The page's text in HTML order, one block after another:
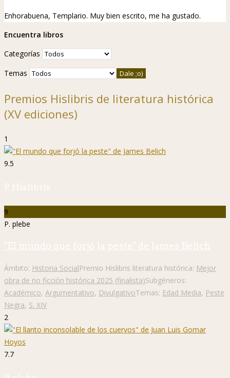
Enhorabuena, Templario. Muy bien escrito, me ha gustado.
Encuentra libros
Categorías
Temas
Premios Hislibris de literatura histórica
(XV ediciones)
1
9.5
P. Hislibris
9
P. plebe
"El mundo que forjó la peste" de James Belich
Ámbito: Historia SocialPremio Hislibris literatura histórica: Mejor
obra de no ficción histórica 2025 (finalista)Subgéneros:
Académico, Argumentativo, DivulgativoTemas: Edad Media, Peste
Negra, S. XIV
2
7.7